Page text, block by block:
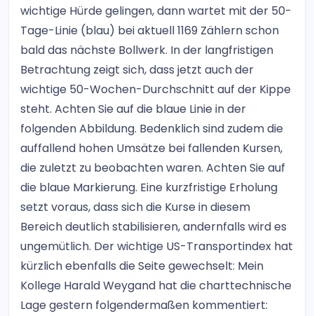
wichtige Hürde gelingen, dann wartet mit der 50-
Tage-Linie (blau) bei aktuell 1169 Zählern schon
bald das nächste Bollwerk. In der langfristigen
Betrachtung zeigt sich, dass jetzt auch der
wichtige 50-Wochen-Durchschnitt auf der Kippe
steht. Achten Sie auf die blaue Linie in der
folgenden Abbildung. Bedenklich sind zudem die
auffallend hohen Umsätze bei fallenden Kursen,
die zuletzt zu beobachten waren. Achten Sie auf
die blaue Markierung. Eine kurzfristige Erholung
setzt voraus, dass sich die Kurse in diesem
Bereich deutlich stabilisieren, andernfalls wird es
ungemütlich. Der wichtige US-Transportindex hat
kürzlich ebenfalls die Seite gewechselt: Mein
Kollege Harald Weygand hat die charttechnische
Lage gestern folgendermaßen kommentiert: